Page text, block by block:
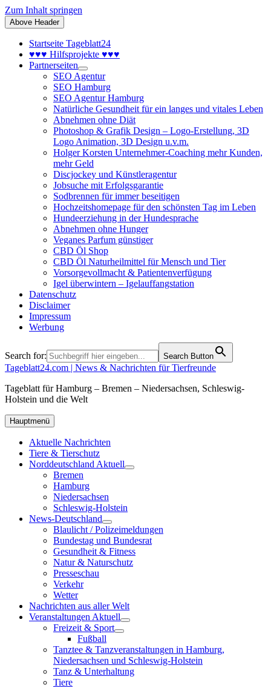
Zum Inhalt springen
Above Header
Startseite Tageblatt24
♥♥♥ Hilfsprojekte ♥♥♥
Partnerseiten
SEO Agentur
SEO Hamburg
SEO Agentur Hamburg
Natürliche Gesundheit für ein langes und vitales Leben
Abnehmen ohne Diät
Photoshop & Grafik Design – Logo-Erstellung, 3D
Logo Animation, 3D Design u.v.m.
Holger Korsten Unternehmer-Coaching mehr Kunden,
mehr Geld
Discjockey und Künstleragentur
Jobsuche mit Erfolgsgarantie
Sodbrennen für immer beseitigen
Hochzeitshomepage für den schönsten Tag im Leben
Hundeerziehung in der Hundesprache
Abnehmen ohne Hunger
Veganes Parfum günstiger
CBD Öl Shop
CBD Öl Naturheilmittel für Mensch und Tier
Vorsorgevollmacht & Patientenverfügung
Igel überwintern – Igelauffangstation
Datenschutz
Disclaimer
Impressum
Werbung
Search for: Search Button
Tageblatt24.com | News & Nachrichten für Tierfreunde
Tageblatt für Hamburg – Bremen – Niedersachsen, Schleswig-
Holstein und die Welt
Hauptmenü
Aktuelle Nachrichten
Tiere & Tierschutz
Norddeutschland Aktuell
Bremen
Hamburg
Niedersachsen
Schleswig-Holstein
News-Deutschland
Blaulicht / Polizeimeldungen
Bundestag und Bundesrat
Gesundheit & Fitness
Natur & Naturschutz
Presseschau
Verkehr
Wetter
Nachrichten aus aller Welt
Veranstaltungen Aktuell
Freizeit & Sport
Fußball
Tanztee & Tanzveranstaltungen in Hamburg,
Niedersachsen und Schleswig-Holstein
Tanz & Unterhaltung
Tiere